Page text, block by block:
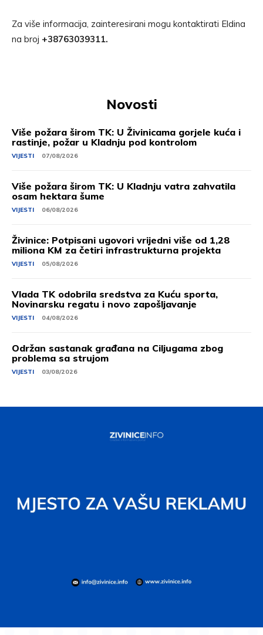
Za više informacija, zainteresirani mogu kontaktirati Eldina
na broj +38763039311.
Novosti
Više požara širom TK: U Živinicama gorjele kuća i
rastinje, požar u Kladnju pod kontrolom
VIJESTI 07/08/2026
Više požara širom TK: U Kladnju vatra zahvatila
osam hektara šume
VIJESTI 06/08/2026
Živinice: Potpisani ugovori vrijedni više od 1,28
miliona KM za četiri infrastrukturna projekta
VIJESTI 05/08/2026
Vlada TK odobrila sredstva za Kuću sporta,
Novinarsku regatu i novo zapošljavanje
VIJESTI 04/08/2026
Održan sastanak građana na Ciljugama zbog
problema sa strujom
VIJESTI 03/08/2026